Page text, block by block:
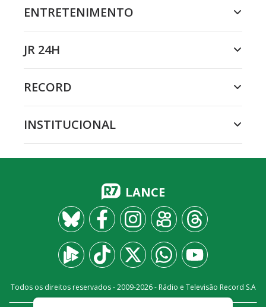
ENTRETENIMENTO
JR 24H
RECORD
INSTITUCIONAL
LANCE
Todos os direitos reservados - 2009-2026- Rádio e Televisão Record S.A